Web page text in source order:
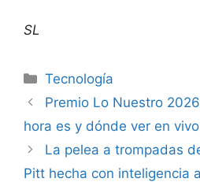
SL
Tecnología
Premio Lo Nuestro
hora es y dónde ver en vivo
La pelea a trompadas
Pitt hecha con inteligencia